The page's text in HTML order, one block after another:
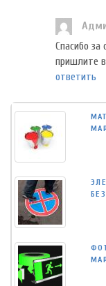
Спасибо
пришлите
ответить